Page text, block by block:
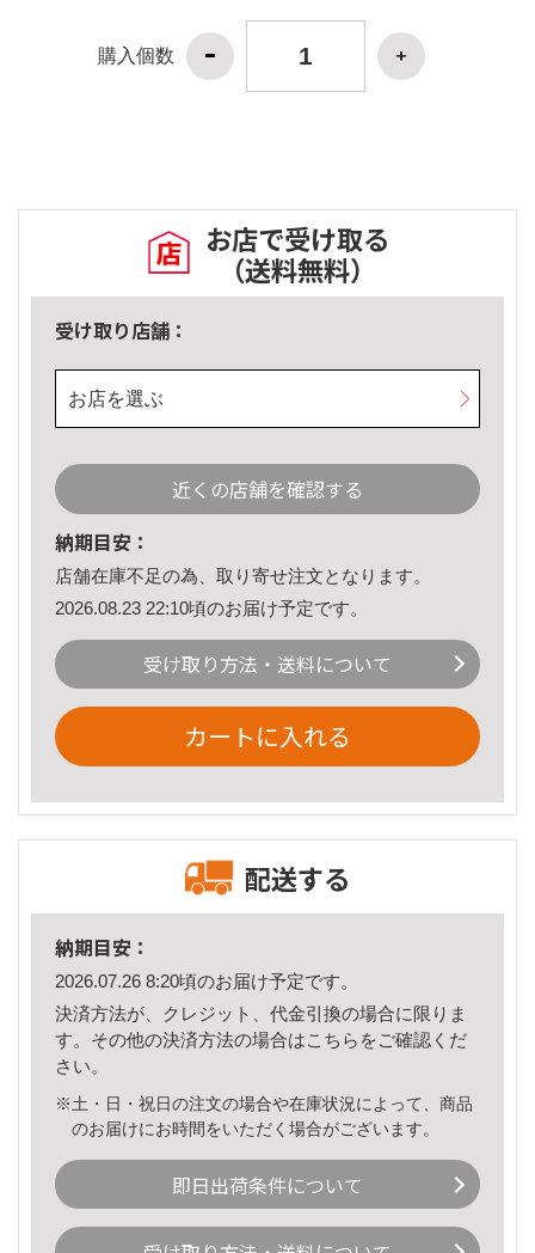
購入個数
お店で受け取る
（送料無料）
受け取り店舗：
お店を選ぶ
近くの店舗を確認する
納期目安：
店舗在庫不足の為、取り寄せ注文となります。
2026.08.23 22:10頃のお届け予定です。
受け取り方法・送料について
カートに入れる
配送する
納期目安：
2026.07.26 8:20頃のお届け予定です。
決済方法が、クレジット、代金引換の場合に限りま
す。その他の決済方法の場合はこちら をご確認くだ
さい。
※土・日・祝日の注文の場合や在庫状況によって、商品
のお届けにお時間をいただく場合がございます。
即日出荷条件について